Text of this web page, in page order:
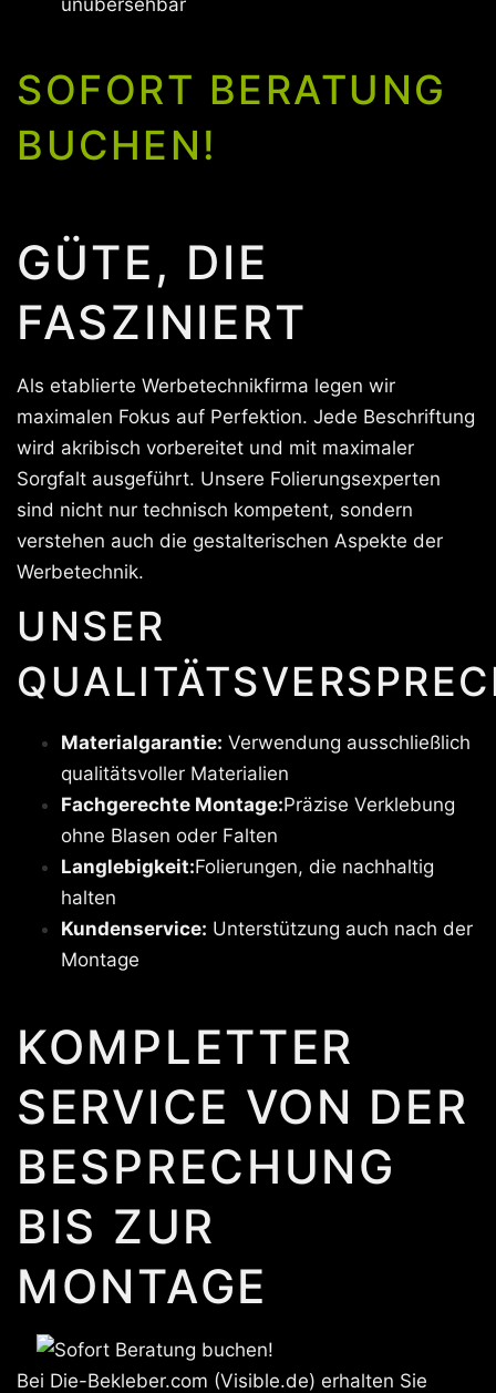
SOFORT BERATUNG
BUCHEN!
GÜTE, DIE
FASZINIERT
Als etablierte Werbetechnikfirma legen wir
maximalen Fokus auf Perfektion. Jede Beschriftung
wird akribisch vorbereitet und mit maximaler
Sorgfalt ausgeführt. Unsere Folierungsexperten
sind nicht nur technisch kompetent, sondern
verstehen auch die gestalterischen Aspekte der
Werbetechnik.
UNSER
Materialgarantie: Verwendung ausschließlich
qualitätsvoller Materialien
Fachgerechte Montage:Präzise Verklebung
ohne Blasen oder Falten
Langlebigkeit:Folierungen, die nachhaltig
halten
Kundenservice: Unterstützung auch nach der
Montage
KOMPLETTER
SERVICE VON DER
BESPRECHUNG
BIS ZUR
MONTAGE
Bei Die-Bekleber.com (Visible.de) erhalten Sie